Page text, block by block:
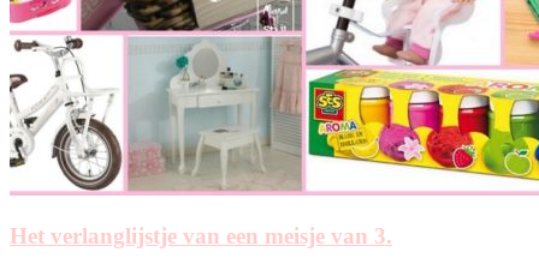
Het verlanglijstje van een meisje van 3.